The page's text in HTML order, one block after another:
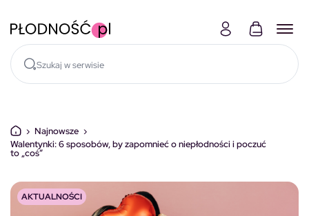
› Najnowsze ›
Walentynki: 6 sposobów, by zapomnieć o niepłodności i poczuć
to „coś”
AKTUALNOŚCI